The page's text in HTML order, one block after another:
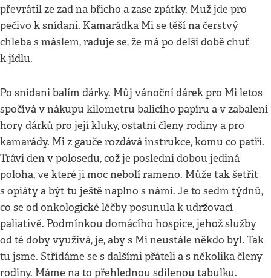
převrátil ze zad na břicho a zase zpátky. Muž jde pro
pečivo k snídani. Kamarádka Mi se těší na čerstvý
chleba s máslem, raduje se, že má po delší době chuť
k jídlu.
Po snídani balím dárky. Můj vánoční dárek pro Mi letos
spočívá v nákupu kilometru balicího papíru a v zabalení
hory dárků pro její kluky, ostatní členy rodiny a pro
kamarády. Mi z gauče rozdává instrukce, komu co patří.
Tráví den v polosedu, což je poslední dobou jediná
poloha, ve které ji moc nebolí rameno. Může tak šetřit
s opiáty a být tu ještě naplno s námi. Je to sedm týdnů,
co se od onkologické léčby posunula k udržovací
paliativě. Podmínkou domácího hospice, jehož služby
od té doby využívá, je, aby s Mi neustále někdo byl. Tak
tu jsme. Střídáme se s dalšími přáteli a s několika členy
rodiny. Máme na to přehlednou sdílenou tabulku.